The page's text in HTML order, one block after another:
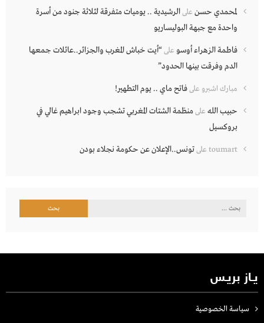
لمحمدي حسن علىالرشيدية .. يوميات متفرقة لثلاثة جنود من أسرة
واحدة مع جبهة البوليساريو
فاطمة الزهراء أوسو على“أيت خباش المغرب والجزائر..عائلات جمعها
الدم وفرقت بينها الحدود”
مبارك اشبرو علىفاتح ماي .. يوم التطهير!
حبيب الله علىمنظمة الشتات المغربي تشجب وجود ابراهيم غالي في
بروكسيل
toumart علىتونس..الإعلان عن حكومة نجلاء بودن
البحث
يـاز بريـس
سياسة الخصوصية